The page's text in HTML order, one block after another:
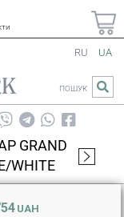
RU UA
ПОШУК
GRAND
WHITE
UAH